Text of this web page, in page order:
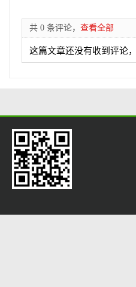
共 0 条评论， 查看全部
这篇文章还没有收到评论